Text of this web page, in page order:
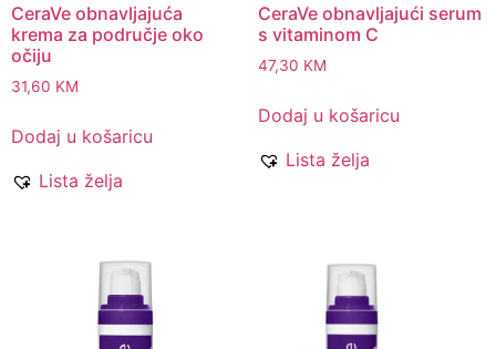
CeraVe obnavljajuća
krema za područje oko
očiju
31,60 KM
Dodaj u košaricu
Lista želja
CeraVe obnavljajući serum
s vitaminom C
47,30 KM
Dodaj u košaricu
Lista želja